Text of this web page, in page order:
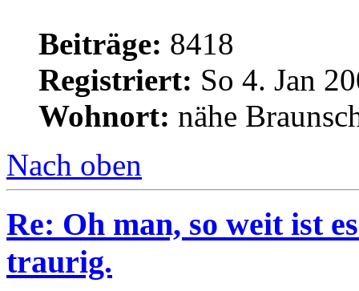
Beiträge: 8418
Registriert: So 4. Jan
Wohnort: nähe
Nach oben
Re: Oh man, so weit ist
traurig.